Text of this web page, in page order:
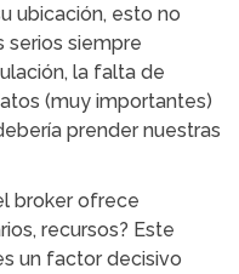
ubicación, esto no
serios siempre
la falta de
(muy importantes)
prender nuestras
broker ofrece
recursos? Este
un factor decisivo